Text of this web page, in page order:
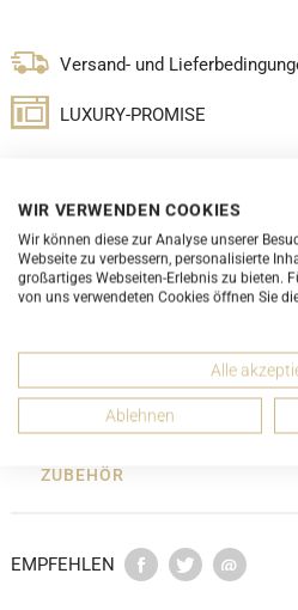
Versand- und
LUXURY-PROMISE
DETAILS
ZUSTANDSBESCHREIBUNG
ZUBEHÖR
EMPFEHLEN
WIR VERWENDEN COOKIES
Wir können diese zur Analyse unserer
Webseite zu verbessern, personalisierte
großartiges Webseiten-Erlebnis zu bieten.
von uns verwendeten Cookies öffnen Sie
Alle
Ablehnen